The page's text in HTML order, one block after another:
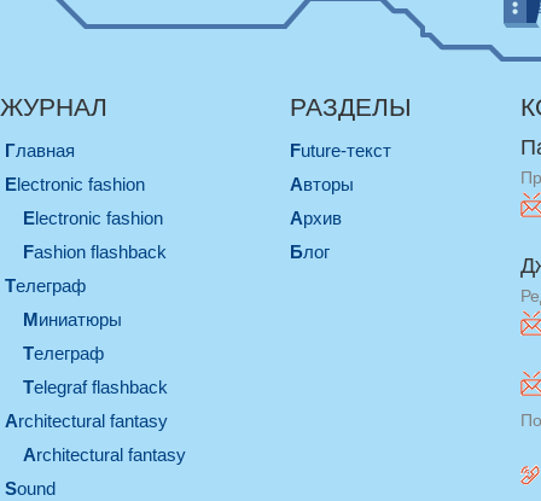
ЖУРНАЛ
Главная
electronic fashion
electronic fashion
Fashion flashback
телеграф
миниатюры
телеграф
Telegraf flashback
architectural fantasy
architectural fantasy
sound
РАЗДЕЛЫ
Future-текст
Авторы
Архив
Блог